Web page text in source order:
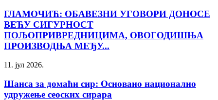
ГЛАМОЧИЋ: ОБАВЕЗНИ УГОВОРИ ДОНОСЕ
ВЕЋУ СИГУРНОСТ
ПОЉОПРИВРЕДНИЦИМА, ОВОГОДИШЊА
ПРОИЗВОДЊА МЕЂУ...
11. јул 2026.
Шанса за домаћи сир: Основано национално
удружење сеоских сирара